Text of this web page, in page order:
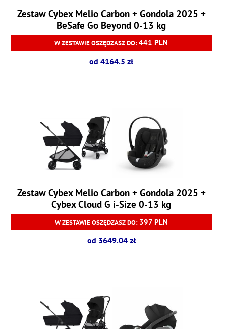
Zestaw Cybex Melio Carbon + Gondola 2025 +
BeSafe Go Beyond 0-13 kg
W ZESTAWIE OSZĘDZASZ DO:441 PLN
od 4164.5 zł
Zestaw Cybex Melio Carbon + Gondola 2025 +
Cybex Cloud G i-Size 0-13 kg
W ZESTAWIE OSZĘDZASZ DO: 397 PLN
od 3649.04 zł